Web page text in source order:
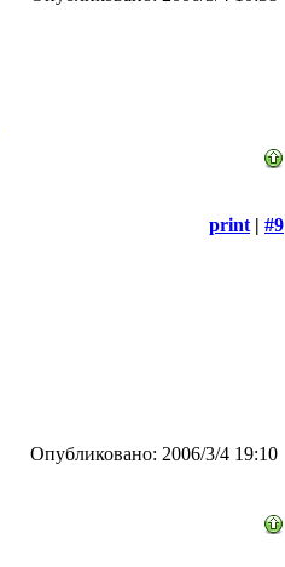
print | #9
Опубликовано: 2006/3/4 19:10